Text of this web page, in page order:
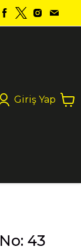
Giriş Yap
43